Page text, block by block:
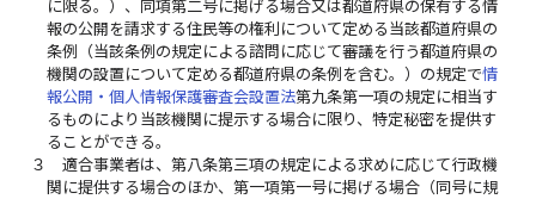
に限る。）、同項第二号に掲げる場合又は都道府県の保有する情
報の公開を請求する住民等の権利について定める当該都道府県の
条例（当該条例の規定による諮問に応じて審議を行う都道府県の
機関の設置について定める都道府県の条例を含む。）の規定で情
報公開・個人情報保護審査会設置法第九条第一項の規定に相当す
るものにより当該機関に提示する場合に限り、特定秘密を提供す
ることができる。
３
適合事業者は、第八条第三項の規定による求めに応じて行政機
関に提供する場合のほか、第一項第一号に掲げる場合（同号に規